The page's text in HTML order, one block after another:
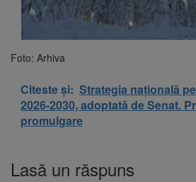
Foto: Arhiva
Citeste și: Strategia națională
2026-2030, adoptată de Senat.
promulgare
Lasă un răspuns